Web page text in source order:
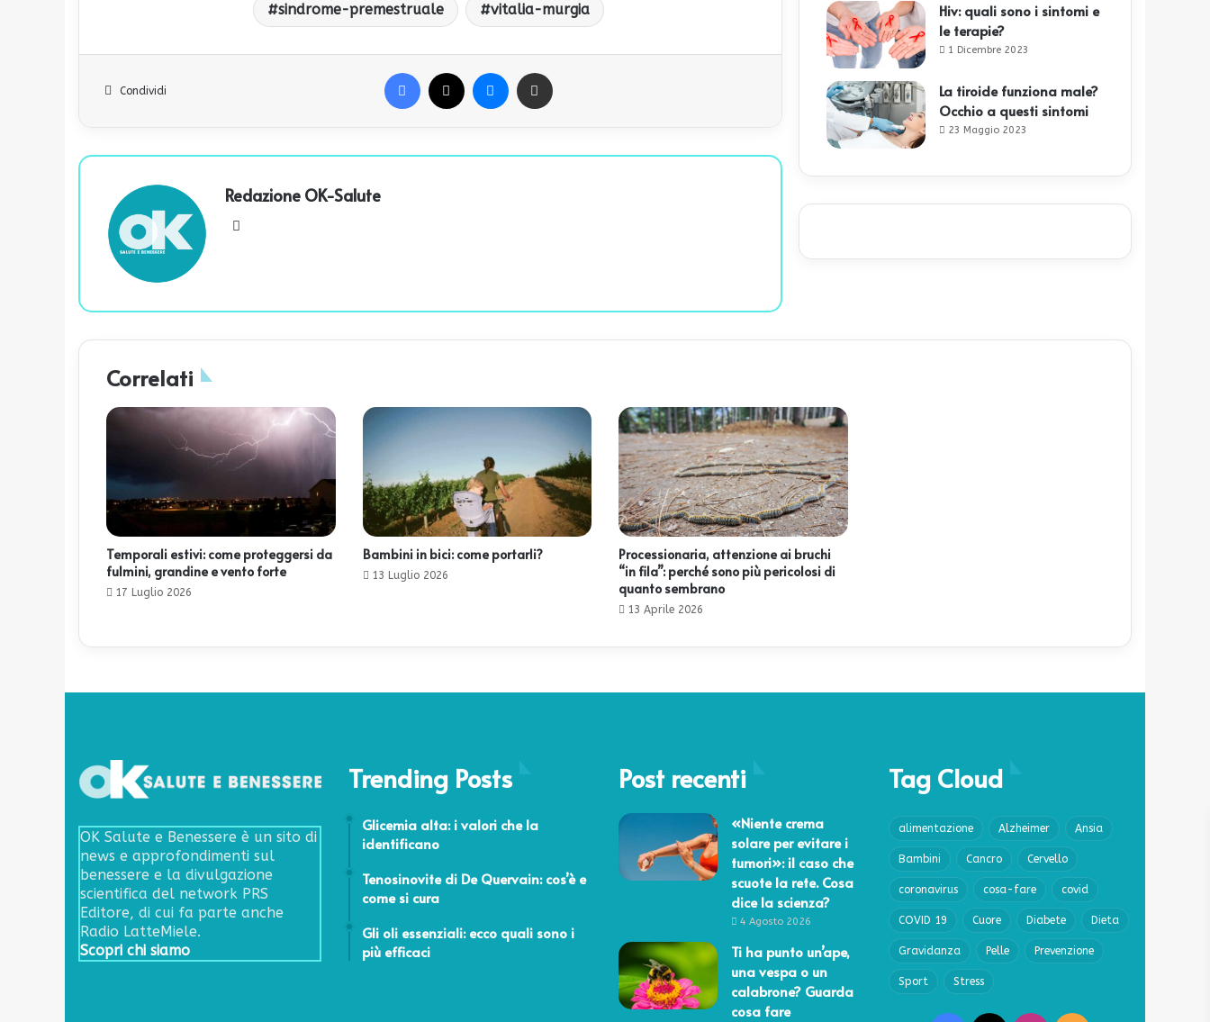
sindrome-premestruale vitalia-murgia
Condividi
Redazione OK-Salute
Hiv: quali sono i sintomi e
le terapie?
1 Dicembre 2023
La tiroide funziona male?
Occhio a questi sintomi
23 Maggio 2023
Correlati
Temporali estivi: come proteggersi da
fulmini, grandine e vento forte
17 Luglio 2026
Bambini in bici: come portarli?
13 Luglio 2026
Processionaria, attenzione ai bruchi
“in fila”: perché sono più pericolosi di
quanto sembrano
13 Aprile 2026
OK Salute e Benessere è un sito di
news e approfondimenti sul
benessere e la divulgazione
scientifica del network PRS
Editore, di cui fa parte anche
Radio LatteMiele.
Scopri chi siamo
Trending Posts
Glicemia alta: i valori che la
identificano
Tenosinovite di De Quervain: cos’è e
come si cura
Gli oli essenziali: ecco quali sono i
più efficaci
Post recenti
«Niente crema
solare per evitare i
tumori»: il caso che
scuote la rete. Cosa
dice la scienza?
4 Agosto 2026
Ti ha punto un’ape,
una vespa o un
calabrone? Guarda
cosa fare
Tag Cloud
alimentazione Alzheimer Ansia
Bambini Cancro Cervello
coronavirus cosa-fare covid
COVID 19 Cuore Diabete Dieta
Gravidanza Pelle Prevenzione
Sport Stress